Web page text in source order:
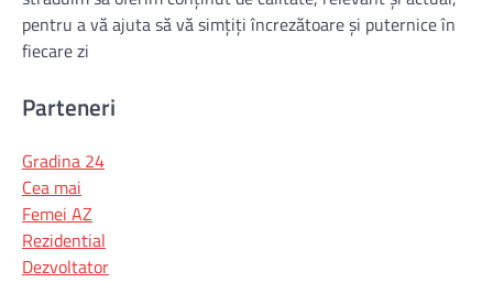
pentru a vă ajuta să vă simțiți încrezătoare și puternice în
fiecare zi
Parteneri
Gradina 24
Cea mai
Femei AZ
Rezidential
Dezvoltator